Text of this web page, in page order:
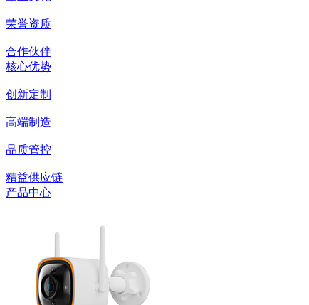
荣誉资质
合作伙伴
核心优势
创新定制
高端制造
品质管控
精益供应链
产品中心